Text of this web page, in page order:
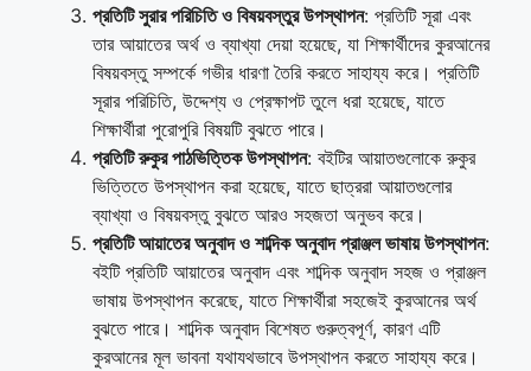
প্রতিটি সুরার পরিচিতি ও বিষয়বস্তুর উপস্থাপন: প্রতিটি সূরা এবং
তার আয়াতের অর্থ ও ব্যাখ্যা দেয়া হয়েছে, যা শিক্ষার্থীদের কুরআনের
বিষয়বস্তু সম্পর্কে গভীর ধারণা তৈরি করতে সাহায্য করে। প্রতিটি
সূরার পরিচিতি, উদ্দেশ্য ও প্রেক্ষাপট তুলে ধরা হয়েছে, যাতে
শিক্ষার্থীরা পুরোপুরি বিষয়টি বুঝতে পারে।
প্রতিটি রুকুর পাঠভিত্তিক উপস্থাপন: বইটির আয়াতগুলোকে রুকুর
ভিত্তিতে উপস্থাপন করা হয়েছে, যাতে ছাত্ররা আয়াতগুলোর
ব্যাখ্যা ও বিষয়বস্তু বুঝতে আরও সহজতা অনুভব করে।
প্রতিটি আয়াতের অনুবাদ ও শাব্দিক অনুবাদ প্রাঞ্জল ভাষায় উপস্থাপন:
বইটি প্রতিটি আয়াতের অনুবাদ এবং শাব্দিক অনুবাদ সহজ ও প্রাঞ্জল
ভাষায় উপস্থাপন করেছে, যাতে শিক্ষার্থীরা সহজেই কুরআনের অর্থ
বুঝতে পারে। শাব্দিক অনুবাদ বিশেষত গুরুত্বপূর্ণ, কারণ এটি
কুরআনের মূল ভাবনা যথাযথভাবে উপস্থাপন করতে সাহায্য করে।